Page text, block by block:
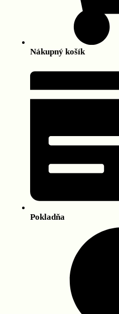
Nákupný košík
Pokladňa